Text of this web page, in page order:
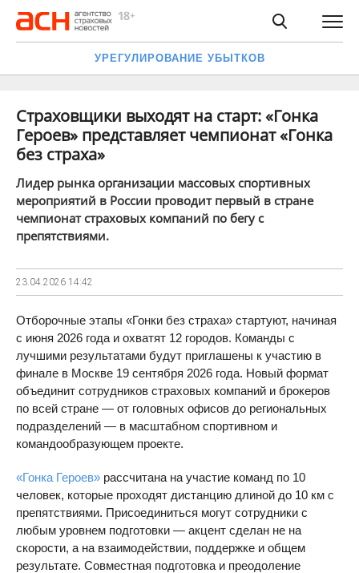
УРЕГУЛИРОВАНИЕ УБЫТКОВ
Страховщики выходят на старт: «Гонка
Героев» представляет чемпионат «Гонка
без страха»
Лидер рынка организации массовых спортивных
мероприятий в России проводит первый в стране
чемпионат страховых компаний по бегу с
препятствиями.
23.04.2026 14:42
Отборочные этапы «Гонки без страха» стартуют, начиная
с июня 2026 года и охватят 12 городов. Команды с
лучшими результатами будут приглашены к участию в
финале в Москве 19 сентября 2026 года. Новый формат
объединит сотрудников страховых компаний и брокеров
по всей стране — от головных офисов до региональных
подразделений — в масштабном спортивном и
командообразующем проекте.
«Гонка Героев» рассчитана на участие команд по 10
человек, которые проходят дистанцию длиной до 10 км с
препятствиями. Присоединиться могут сотрудники с
любым уровнем подготовки — акцент сделан не на
скорости, а на взаимодействии, поддержке и общем
результате. Совместная подготовка и преодоление